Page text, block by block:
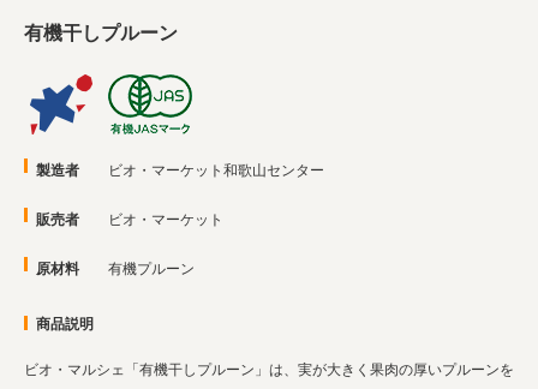
有機干しプルーン
製造者 ビオ・マーケット和歌山センター
販売者 ビオ・マーケット
原材料 有機プルーン
商品説明
ビオ・マルシェ「有機干しプルーン」は、実が大きく果肉の厚いプルーンを